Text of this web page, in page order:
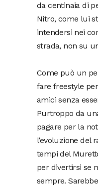
da centinaia di
Nitro, come lui
intendersi nei
strada, non su
Come può un
fare freestyle
amici senza
Purtroppo da
pagare per la
l’evoluzione del
tempi del
per divertirsi se
sempre.